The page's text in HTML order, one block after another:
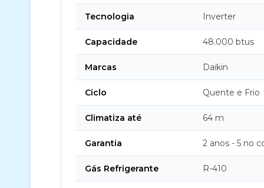
Tecnologia Inverter
Capacidade 48.000 btus
Marcas Daikin
Ciclo Quente e Frio
Climatiza até 64 m
Garantia 2 anos - 5 no
Gás Refrigerante R-410